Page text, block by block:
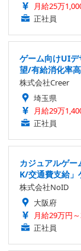
月給25万
正社員
ゲーム向けUIデ
望/有給消化率
株式会社Creer
埼玉県
月給29万
正社員
カジュアルゲ
K/交通費支給
株式会社NoID
大阪府
月給29万円
正社員